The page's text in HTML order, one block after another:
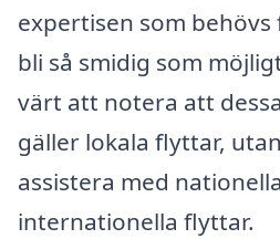
expertisen som
bli så smidig som
värt att notera att
gäller lokala flyttar,
assistera med
internationella flyttar.